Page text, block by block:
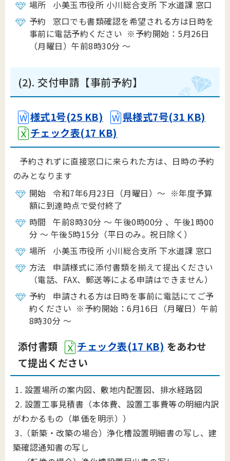
場所 小美玉市役所 小川総合支所 下水道課 窓口
予約 窓口でも書類確認を希望される方は日時を
事前に電話予約ください ※予約開始：5月26日
（月曜日）午前8時30分 ～
(2). 交付申請【事前予約】
様式1号(25 KB)
県様式7号(31 KB)
チェック表(17 KB)
予約されずに直接窓口に来られた方は、日時の予約
のみとなります
開始 令和7年6月23日（月曜日）～ ※年度予算
額に到達時点で受付終了
時間 午前8時30分 ～ 午後0時00分 、午後1時00
分 ～ 午後5時15分（平日のみ。祝日除く）
場所 小美玉市役所 小川総合支所 下水道課 窓口
方法 申請様式に添付書類を揃えて提出ください
（電話、FAX、郵送等による申請はできません）
予約 申請される方は日時を事前に電話にてご予
約ください ※予約開始：6月16日（月曜日）午前
8時30分 ～
添付書類 チェック表(17 KB) をあわせ
て提出ください
1. 設置場所の案内図、敷地内配置図、排水経路図
2. 設置工事見積書（本体費、設置工事費等の明細内訳
がわかるもの（単価を明示））
3.（新築・改築の場合）浄化槽設置明細書の写し、建
築確認通知書の写し